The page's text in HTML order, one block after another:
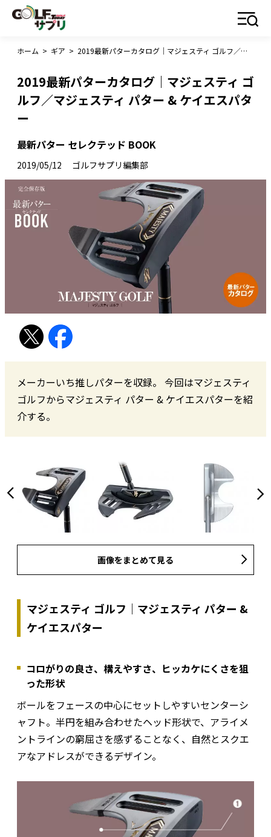
ホーム > ギア > 2019最新パターカタログ｜マジェスティ ゴルフ／マジェスティ パター & ケイエスパター
2019最新パターカタログ｜マジェスティ ゴ
ルフ／マジェスティ パター & ケイエスパタ
ー
最新パター セレクテッド BOOK
2019/05/12 ゴルフサプリ編集部
メーカーいち推しパターを収録。 今回はマジェスティ
ゴルフからマジェスティ パター & ケイエスパターを紹
介する。
画像をまとめて見る
マジェスティ ゴルフ｜マジェスティ パター &
ケイエスパター
コロがりの良さ、構えやすさ、ヒッカケにくさを狙
った形状
ボールをフェースの中心にセットしやすいセンターシ
ャフト。半円を組み合わせたヘッド形状で、アライメ
ントラインの窮屈さを感ずることなく、自然とスクエ
アなアドレスができるデザイン。